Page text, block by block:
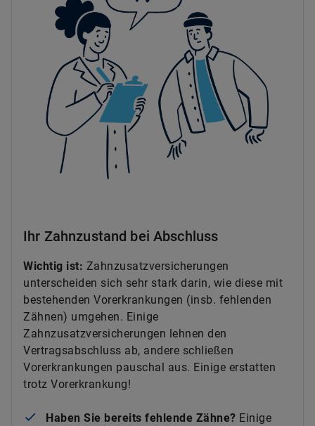
Ihr Zahnzustand bei Abschluss
Wichtig ist: Zahnzusatzversicherungen
unterscheiden sich sehr stark darin, wie diese mit
bestehenden Vorerkrankungen (insb. fehlenden
Zähnen) umgehen. Einige
Zahnzusatzversicherungen lehnen den
Vertragsabschluss ab, andere schließen
Vorerkrankungen pauschal aus. Einige erstatten
trotz Vorerkrankung!
Haben Sie bereits fehlende Zähne? Einige